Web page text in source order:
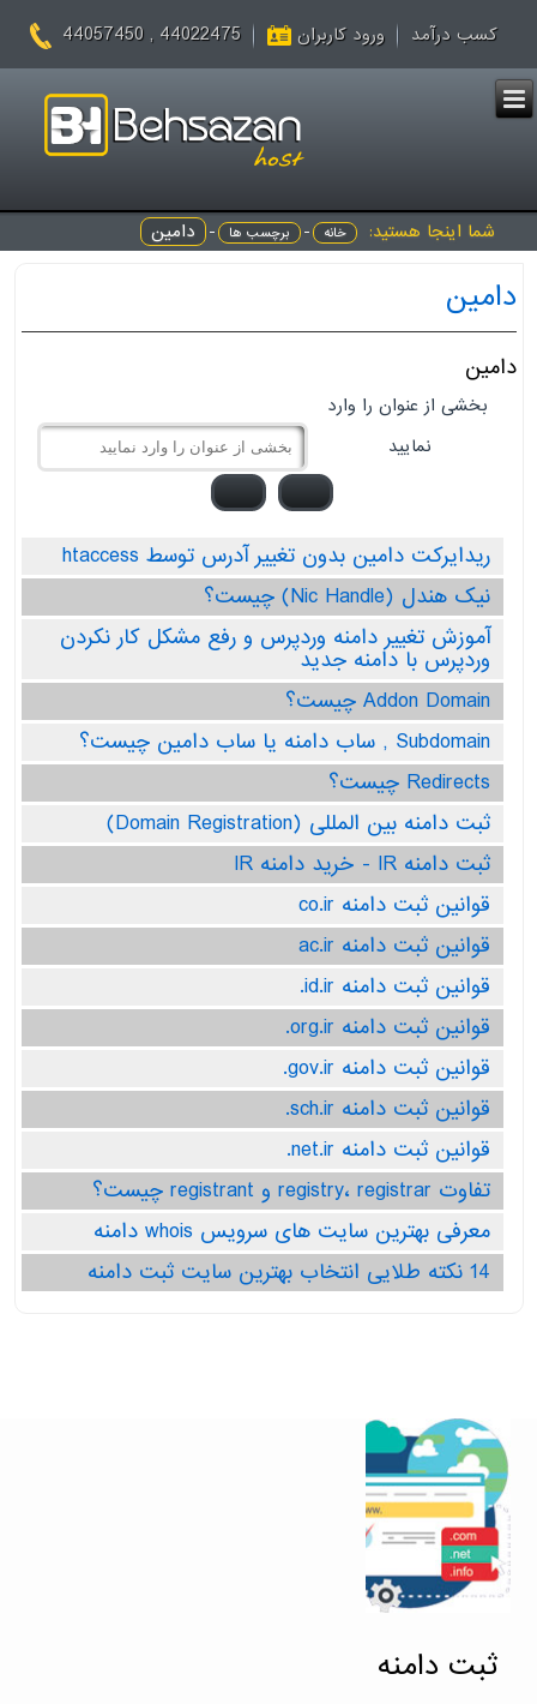
کسب درآمد ورود کاربران 44022475 , 44057450
شما اینجا هستید: خانه - برچسب ها - دامین
دامین
دامین
بخشی از عنوان را وارد
نمایید
ریدایرکت دامین بدون تغییر آدرس توسط htaccess
نیک هندل (Nic Handle) چیست؟
آموزش تغییر دامنه وردپرس و رفع مشکل کار نکردن
وردپرس با دامنه جدید
Addon Domain چیست؟
Subdomain , ساب دامنه یا ساب دامین چیست؟
Redirects چیست؟
ثبت دامنه بین المللی (Domain Registration)
ثبت دامنه IR - خرید دامنه IR
قوانین ثبت دامنه co.ir
قوانین ثبت دامنه ac.ir
قوانین ثبت دامنه id.ir.
قوانین ثبت دامنه org.ir.
قوانین ثبت دامنه gov.ir.
قوانین ثبت دامنه sch.ir.
قوانین ثبت دامنه net.ir.
تفاوت registry، registrar و registrant چیست؟
معرفی بهترین سایت های سرویس whois دامنه
14 نکته طلایی انتخاب بهترین سایت ثبت دامنه
ثبت دامنه